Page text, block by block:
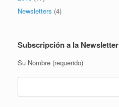
Newsletters (4)
Subscripción a la Newsletter
Su Nombre (requerido)